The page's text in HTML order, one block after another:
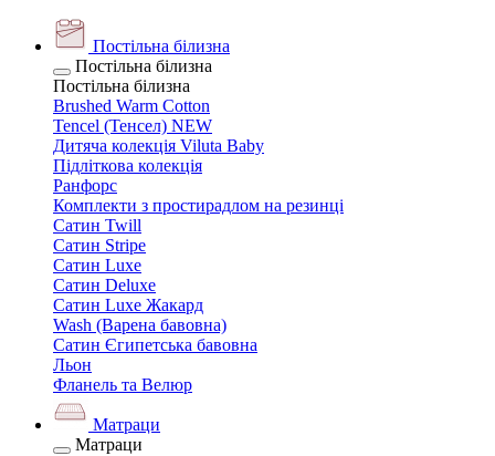
Постільна білизна
Постільна білизна
Постільна білизна
Brushed Warm Cotton
Tencel (Тенсел) NEW
Дитяча колекція Viluta Baby
Підліткова колекція
Ранфорс
Комплекти з простирадлом на резинці
Сатин Twill
Сатин Stripe
Сатин Luxe
Сатин Deluxe
Сатин Luxe Жакард
Wash (Варена бавовна)
Сатин Єгипетська бавовна
Льон
Фланель та Велюр
Матраци
Матраци